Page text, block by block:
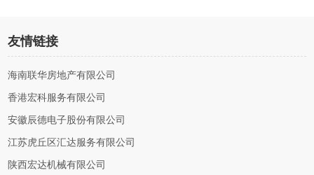
友情链接
海南联华房地产有限公司
香港宏科服务有限公司
安徽辰德电子股份有限公司
江苏虎丘区汇达服务有限公司
陕西宏达机械有限公司